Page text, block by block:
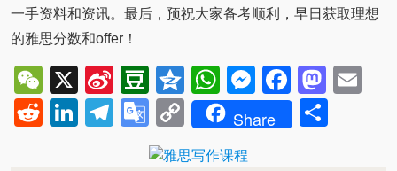
一手资料和资讯。最后，预祝大家备考顺利，早日获取理想
的雅思分数和offer！
WeChat
X
Sina
Weibo
Douban
QzoneWhatsApp
Messenger
RedditLinkedIn
Telegram
Google
Translate
Copy
Link
Share